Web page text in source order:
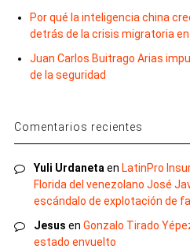
Por qué la inteligencia china
detrás de la crisis migratoria
Juan Carlos Buitrago Arias
de la seguridad
Comentarios recientes
Yuli Urdaneta en LatinPro
Florida del venezolano José
escándalo de explotación de
Jesus en Gonzalo Tirado
estado envuelto